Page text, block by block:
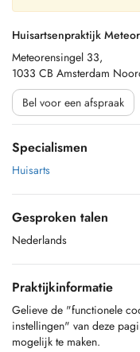
Huisartsenpraktijk
Meteorensingel 33,
1033 CB Amsterdam
Bel voor een afspraak
Specialismen
Huisarts
Gesproken talen
Nederlands
Praktijkinformatie
Gelieve de "functionele
instellingen" van deze
mogelijk te maken.